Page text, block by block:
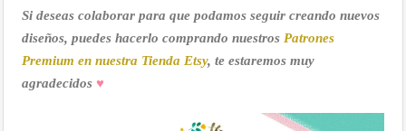
Si deseas colaborar para que podamos seguir creando nuevos
diseños, puedes hacerlo comprando nuestros Patrones
Premium en nuestra Tienda Etsy, te estaremos muy
agradecidos ♥